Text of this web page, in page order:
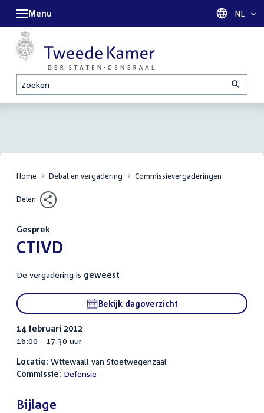
Zoeken
Menu Taal
NL
Home Debat en vergadering Commissievergaderingen
Delen
Gesprek
:CTIVD
De vergadering is geweest
Bekijk dagoverzicht
14 februari 2012
16:00 - 17:30 uur
Locatie: Wttewaall van Stoetwegenzaal
Commissie: Defensie
Bijlage